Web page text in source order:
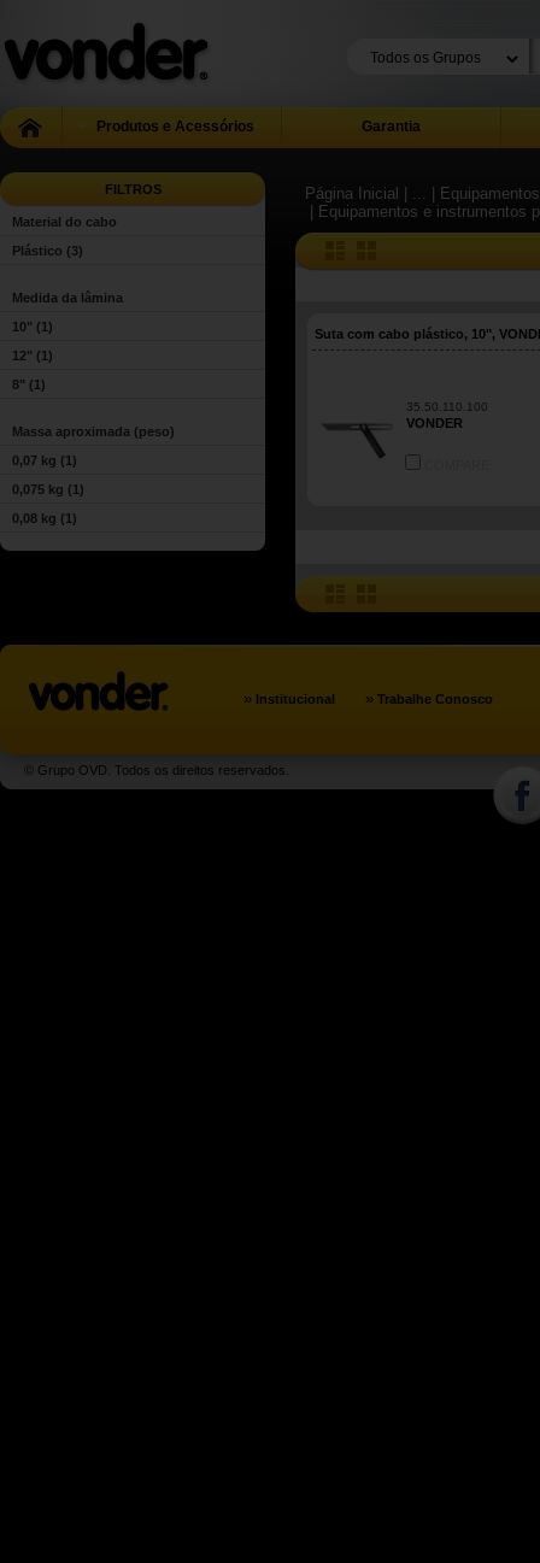
Produtos e Acessórios Garantia
FILTROS
Material do cabo
Plástico (3)
Medida da lâmina
10" (1)
12" (1)
8" (1)
Massa aproximada (peso)
0,07 kg (1)
0,075 kg (1)
0,08 kg (1)
Página Inicial | ...
|
| Equipamentos e instrumentos
Suta com cabo plástico, 10",
35.50.110.100
VONDER
» Institucional » Trabalhe Conosco
© Grupo OVD. Todos os direitos reservados.